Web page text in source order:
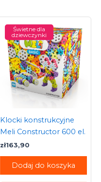
Świetne dla
dziewczynki
Klocki konstrukcyjne
Meli Constructor 600 el.
zł163,90
Dodaj do koszyka